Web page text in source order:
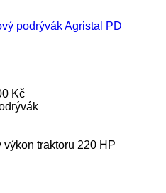
podrývák Agristal PD
Kč
výkon traktoru 220 HP